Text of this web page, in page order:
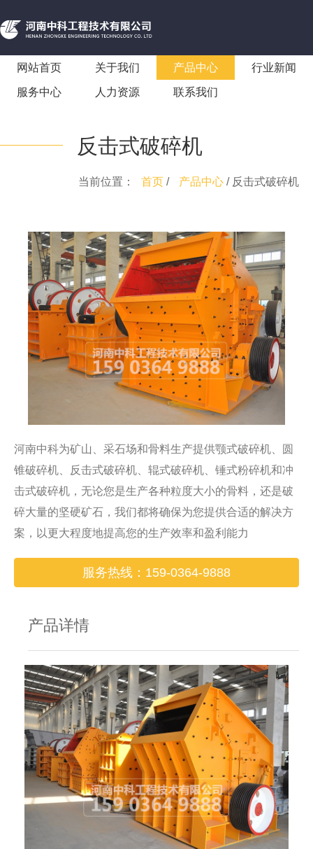
网站首页 关于我们 产品中心 行业新闻
服务中心 人力资源 联系我们
反击式破碎机
当前位置： 首页 / 产品中心 / 反击式破碎机
河南中科为矿山、采石场和骨料生产提供颚式破碎机、圆
锥破碎机、反击式破碎机、辊式破碎机、锤式粉碎机和冲
击式破碎机，无论您是生产各种粒度大小的骨料，还是破
碎大量的坚硬矿石，我们都将确保为您提供合适的解决方
案，以更大程度地提高您的生产效率和盈利能力
服务热线：159-0364-9888
产品详情